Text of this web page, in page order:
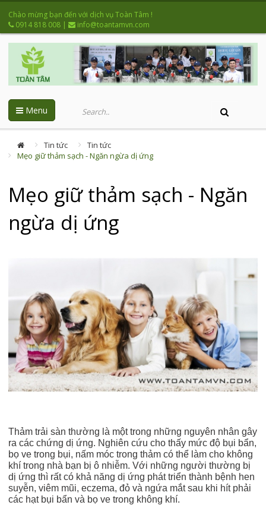
Chào mừng bạn đến với dịch vụ Toàn Tâm !
0914 818 008 | info@toantamvn.com
Menu
Tin tức
Tin tức
Mẹo giữ thảm sạch - Ngăn ngừa dị ứng
Mẹo giữ thảm sạch - Ngăn
ngừa dị ứng
Thảm trải sàn thường là một trong những nguyên nhân gây
ra các chứng dị ứng. Nghiên cứu cho thấy mức độ bụi bẩn,
bọ ve trong bụi, nấm móc trong thảm có thể làm cho không
khí trong nhà bạn bị ô nhiễm. Với những người thường bị
dị ứng thì rất có khả năng dị ứng phát triển thành bệnh hen
suyễn, viêm mũi, eczema, đỏ và ngứa mắt sau khi hít phải
các hạt bụi bẩn và bọ ve trong không khí.